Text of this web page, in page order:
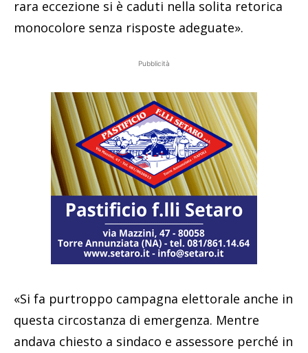
rara eccezione si è caduti nella solita retorica
monocolore senza risposte adeguate».
Pubblicità
«Si fa purtroppo campagna elettorale anche in
questa circostanza di emergenza. Mentre
andava chiesto a sindaco e assessore perché in